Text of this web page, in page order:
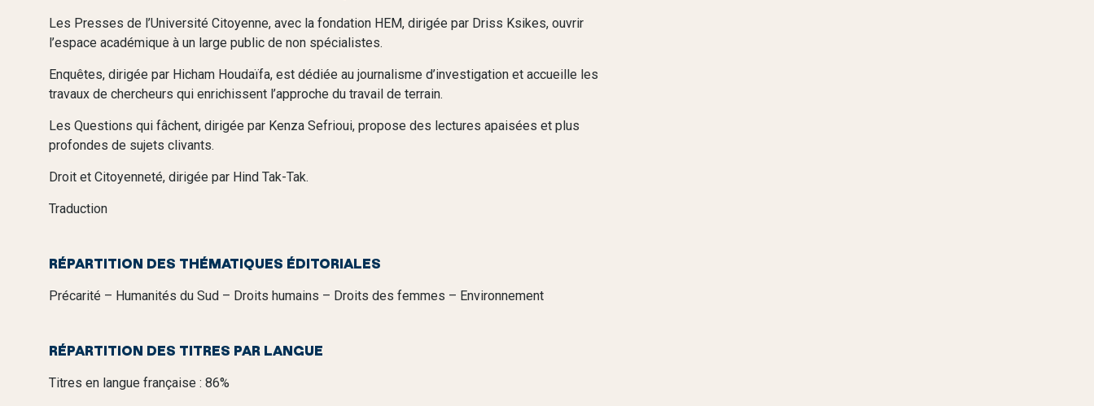
Les Presses de l’Université Citoyenne, avec la fondation HEM, dirigée par Driss Ksikes, ouvrir
l’espace académique à un large public de non spécialistes.
Enquêtes, dirigée par Hicham Houdaïfa, est dédiée au journalisme d’investigation et accueille les
travaux de chercheurs qui enrichissent l’approche du travail de terrain.
Les Questions qui fâchent, dirigée par Kenza Sefrioui, propose des lectures apaisées et plus
profondes de sujets clivants.
Droit et Citoyenneté, dirigée par Hind Tak-Tak.
Traduction
RÉPARTITION DES THÉMATIQUES ÉDITORIALES
Précarité – Humanités du Sud – Droits humains – Droits des femmes – Environnement
RÉPARTITION DES TITRES PAR LANGUE
Titres en langue française : 86%